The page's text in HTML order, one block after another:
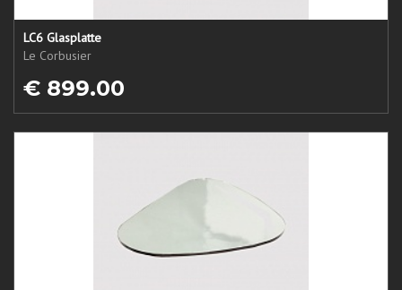
LC6 Glasplatte
Le Corbusier
€ 899.00